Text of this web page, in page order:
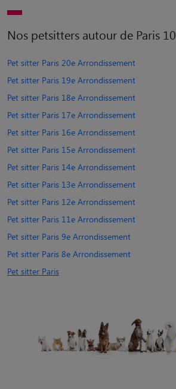
Nos petsitters autour de Paris 10
Pet sitter Paris 20e Arrondissement
Pet sitter Paris 19e Arrondissement
Pet sitter Paris 18e Arrondissement
Pet sitter Paris 17e Arrondissement
Pet sitter Paris 16e Arrondissement
Pet sitter Paris 15e Arrondissement
Pet sitter Paris 14e Arrondissement
Pet sitter Paris 13e Arrondissement
Pet sitter Paris 12e Arrondissement
Pet sitter Paris 11e Arrondissement
Pet sitter Paris 9e Arrondissement
Pet sitter Paris 8e Arrondissement
Pet sitter Paris